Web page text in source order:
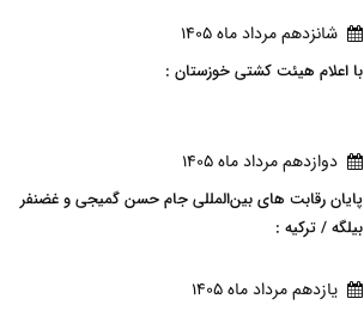
شانزدهم مرداد ماه 1405
با اعلام هیئت کشتی خوزستان :
دوازدهم مرداد ماه 1405
پایان رقابت های بین‌المللی جام حسن گمیجی و غضنفر
بیلگه / ترکیه :
يازدهم مرداد ماه 1405